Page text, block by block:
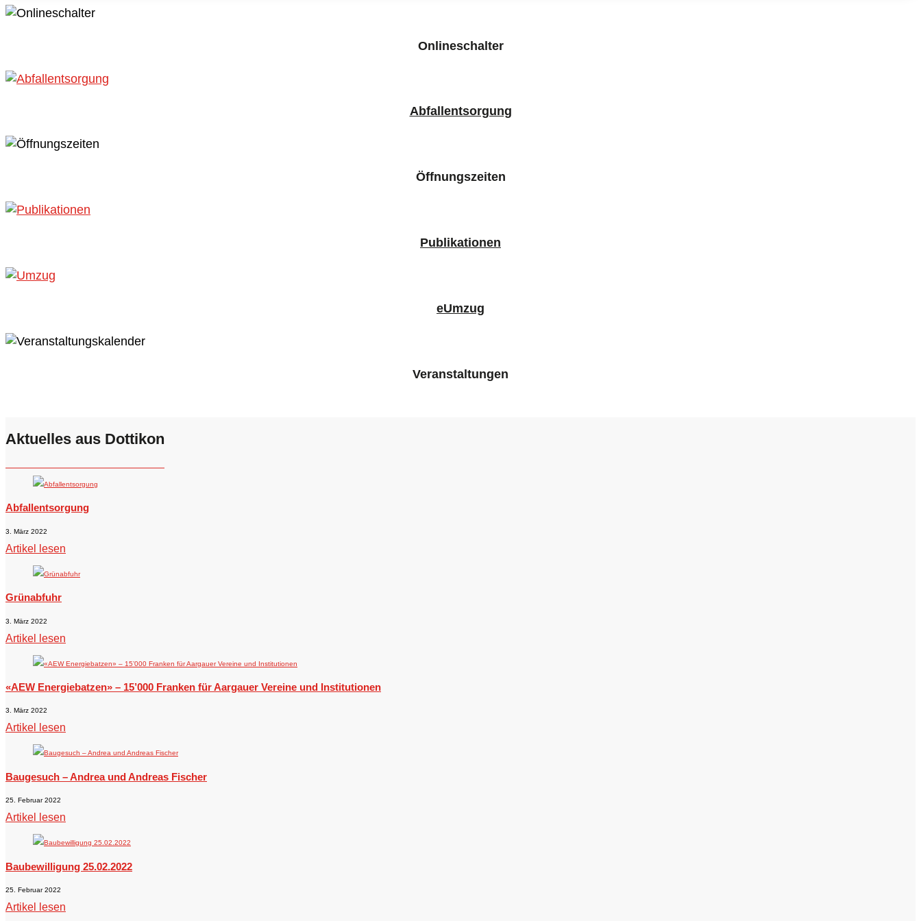
Onlineschalter
Abfallentsorgung
Öffnungszeiten
Publikationen
eUmzug
Veranstaltungen
Aktuelles aus Dottikon
Abfallentsorgung
3. März 2022
Artikel lesen
Grünabfuhr
3. März 2022
Artikel lesen
«AEW Energiebatzen» – 15’000 Franken für Aargauer Vereine und Institutionen
3. März 2022
Artikel lesen
Baugesuch – Andrea und Andreas Fischer
25. Februar 2022
Artikel lesen
Baubewilligung 25.02.2022
25. Februar 2022
Artikel lesen